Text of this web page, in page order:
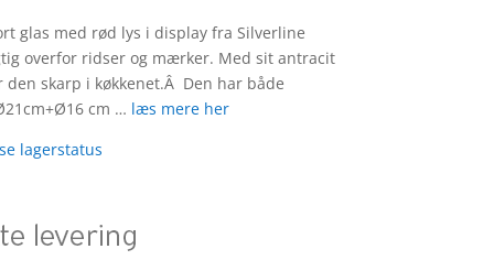
glas med rød lys i display fra Silverline
overfor ridser og mærker. Med sit antracit
den skarp i køkkenet.Â Den har både
cm … læs mere her
lagerstatus